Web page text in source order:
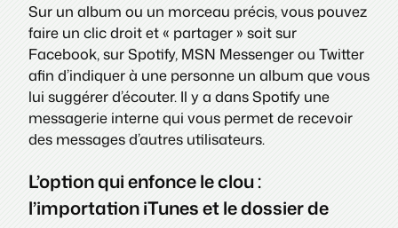
Sur un album ou un morceau précis, vous pouvez
faire un clic droit et « partager » soit sur
Facebook, sur Spotify, MSN Messenger ou Twitter
afin d’indiquer à une personne un album que vous
lui suggérer d’écouter. Il y a dans Spotify une
messagerie interne qui vous permet de recevoir
des messages d’autres utilisateurs.
L’option qui enfonce le clou :
l’importation iTunes et le dossier de